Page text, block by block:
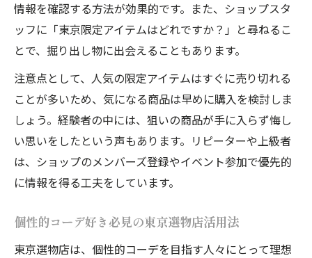
情報を確認する方法が効果的です。また、ショップスタ
ッフに「東京限定アイテムはどれですか？」と尋ねるこ
とで、掘り出し物に出会えることもあります。
注意点として、人気の限定アイテムはすぐに売り切れる
ことが多いため、気になる商品は早めに購入を検討しま
しょう。経験者の中には、狙いの商品が手に入らず悔し
い思いをしたという声もあります。リピーターや上級者
は、ショップのメンバーズ登録やイベント参加で優先的
に情報を得る工夫をしています。
個性的コーデ好き必見の東京選物店活用法
東京選物店は、個性的コーデを目指す人々にとって理想